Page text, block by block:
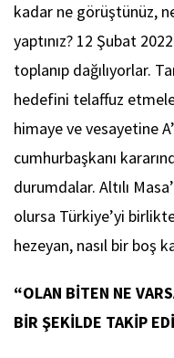
kadar ne görüştünüz,
yaptınız? 12 Şubat
toplanıp dağılıyorlar.
hedefini telaffuz
himaye ve vesayetine
cumhurbaşkanı
durumdalar. Altılı
olursa Türkiye’yi
hezeyan, nasıl bir boş
“OLAN BİTEN NE
BİR ŞEKİLDE TAKİP